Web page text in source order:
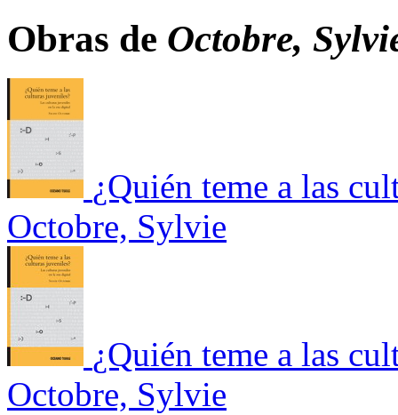
Obras de Octobre,
¿Quién teme a las
Octobre, Sylvie
¿Quién teme a las
Octobre, Sylvie